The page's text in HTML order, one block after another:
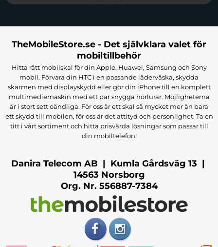
TheMobileStore.se - Det självklara valet för
mobiltillbehör
Hitta rätt mobilskal för din Apple, Huawei, Samsung och Sony
mobil. Förvara din HTC i en passande läderväska, skydda
skärmen med displayskydd eller gör din iPhone till en komplett
multimediemaskin med ett par snygga hörlurar. Möjligheterna
är i stort sett oändliga. För oss är ett skal så mycket mer än bara
ett skydd till mobilen, för oss är det attityd och personlighet. Ta en
titt i vårt sortiment och hitta prisvärda lösningar som passar till
din mobiltelefon!
Danira Telecom AB | Kumla Gårdsväg 13 |
14563 Norsborg
Org. Nr. 556887-7384